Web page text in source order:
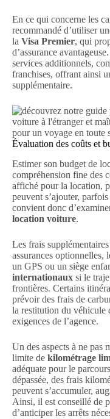
En ce qui concerne les
recommandé d’utiliser
la Visa Premier, qui
d’assurance
services additionnels,
franchises, offrant ainsi
supplémentaire.
Évaluation des coûts et
Estimer son budget de
compréhension fine des
affiché pour la location,
peuvent s’ajouter,
convient donc
location voiture.
Les frais
assurances optionnelles,
un GPS ou un siège
internationaux si le
frontières. Certains
prévoir des frais de
la restitution du véhicule
exigences de l’agence.
Un des aspects à ne pas
limite de kilométrage
adéquate pour le
dépassée, des frais
peuvent s’accumuler,
Ainsi, il est conseillé de
d’anticiper les arrêts